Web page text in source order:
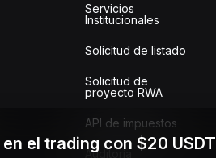
Servicios
Institucionales
Solicitud de listado
Solicitud de
proyecto RWA
API de impuestos
Auditoría
el trading con $20 USDT